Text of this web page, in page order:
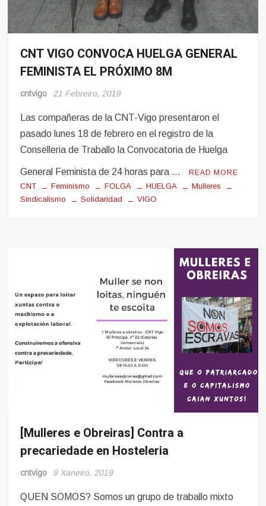
8
e
Noticias
CNT VIGO CONVOCA HUELGA GENERAL
FEMINISTA EL PRÓXIMO 8M
cntvigo 21 Febreiro, 2019
Las compañeras de la CNT-Vigo presentaron el
pasado lunes 18 de febrero en el registro de la
Conselleria de Traballo la Convocatoria de Huelga
General Feminista de 24 horas para … READ MORE
CNT Feminismo FOLGA HUELGA
Mulleres
Sindicalismo
Solidaridad VIGO
Hosteleria
Mulleres
Obreiras
[Mulleres e Obreiras] Contra a
precariedade en Hosteleria
cntvigo 9 Xaneiro, 2019
QUEN SOMOS? Somos un grupo de traballo mixto